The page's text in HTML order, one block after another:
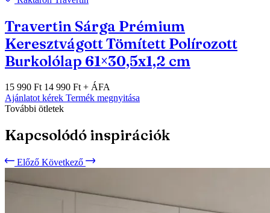
Travertin Sárga Prémium
Keresztvágott Tömített Polírozott
Burkolólap 61×30,5x1,2 cm
15 990 Ft 14 990 Ft + ÁFA
Ajánlatot kérek Termék megnyitása
További ötletek
Kapcsolódó inspirációk
Előző Következő